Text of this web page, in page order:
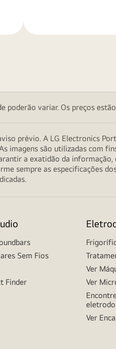
poderão variar. Os preços
prévio. A LG Electronics
imagens são utilizadas com
a exatidão da
sempre as especificações
Sem Fios
Finder
Ver
Ver
Ver